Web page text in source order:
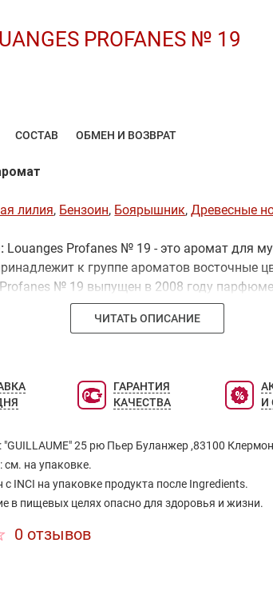
PROFANES № 19
СОСТАВ ОБМЕН И ВОЗВРАТ
лилия, Бензоин, Боярышник,Древесные
Louanges Profanes № 19 - это аромат для
к группе ароматов восточные
№ 19 выпущен в 2008 году
Композиция аромата включает ноты:
ладан, нероли и древесные ноты.
ЧИТАТЬ ОПИСАНИЕ
ГАРАНТИЯ
КАЧЕСТВА
И
"GUILLAUME" 25 рю Пьер Буланжер ,83100
см. на упаковке.
с INCI на упаковке продукта после Ingredients.
в пищевых целях опасно для здоровья и жизни.
0 отзывов